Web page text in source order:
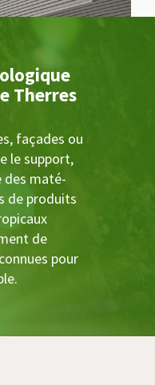
Therres
façades ou
le support,
des maté­
de produits
de
pour